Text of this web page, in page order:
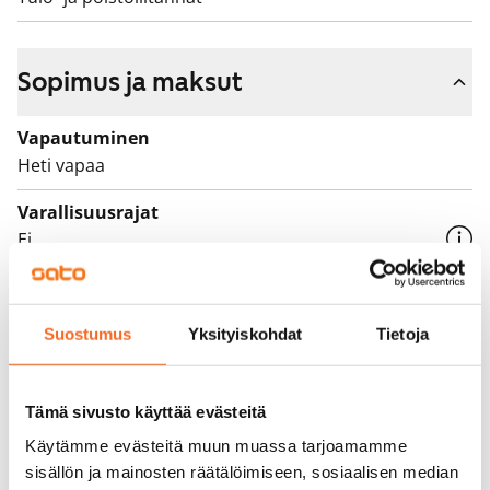
Suostumus Yksityiskohdat Tietoja
Tämä sivusto käyttää evästeitä
Käytämme evästeitä muun muassa tarjoamamme
sisällön ja mainosten räätälöimiseen, sosiaalisen median
Sopimus ja maksut
Vapautuminen
Heti vapaa
Varallisuusrajat
Ei
Vuokra
799 €/kk
Vuokravakuus
Toistaiseksi voimassa oleva, minimi asumisaika